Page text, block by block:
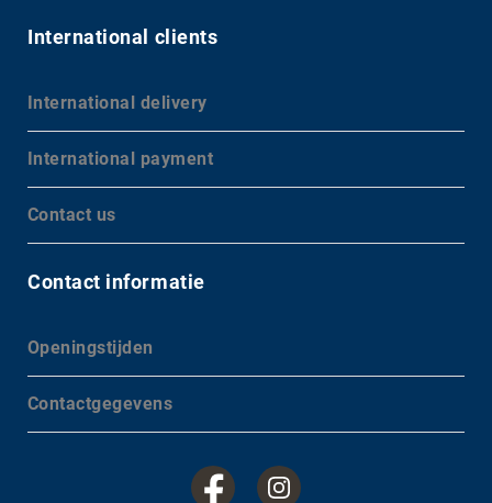
International clients
International delivery
International payment
Contact us
Contact informatie
Openingstijden
Contactgegevens